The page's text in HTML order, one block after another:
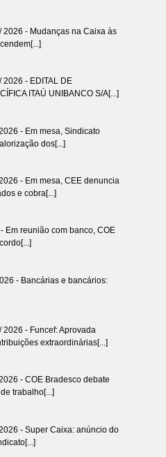
2026 - Mudanças na Caixa às
2026 - EDITAL DE
ITAÚ UNIBANCO S/A[...]
- Em mesa, Sindicato
dos[...]
- Em mesa, CEE denuncia
e cobra[...]
Em reunião com banco, COE
- Bancárias e bancários:
2026 - Funcef: Aprovada
extraordinárias[...]
- COE Bradesco debate
trabalho[...]
- Super Caixa: anúncio do